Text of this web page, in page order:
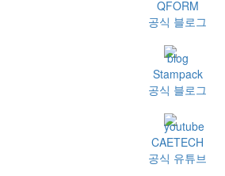
QFORM
공식 블로그
Stampack
공식 블로그
CAETECH
공식 유튜브